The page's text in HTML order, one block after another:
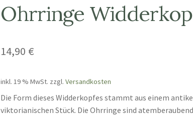
Ohrringe
14,90 €
inkl. 19 % MwSt. zzgl. Versandkosten
Die Form dieses Widderkopfes stammt aus einem
viktorianischen Stück. Die Ohrringe sind atemberaubend